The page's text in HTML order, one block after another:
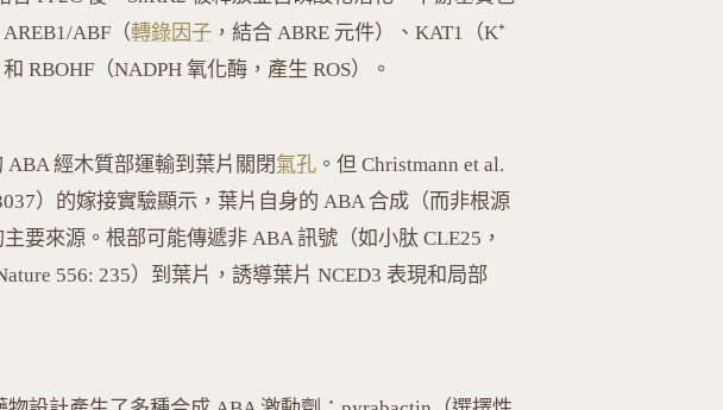
ABF（轉錄因子 ，結合 ABRE 元件）、KAT1（K⁺
RBOHF（NADPH 氧化酶，產生 ROS）。
經木質部運輸到葉片關閉氣孔 。但 Christmann et al.
）的嫁接實驗顯示，葉片自身的 ABA 合成（而非根源
要來源。根部可能傳遞非 ABA 訊號（如小肽 CLE25，
556: 235）到葉片，誘導葉片 NCED3 表現和局部